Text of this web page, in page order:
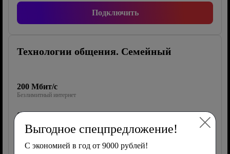
Подключить
Технологии общения. Семейный
200 Мбит/с
Безлимитный интернет
0 каналов
ТВ Wink
40 Гб/2000 мин/500 СМС
Выгодное спецпредложение!
С экономией в год от 9000 рублей!